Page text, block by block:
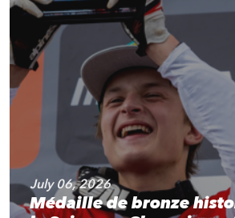
July 06, 2026
Médaille de bronze